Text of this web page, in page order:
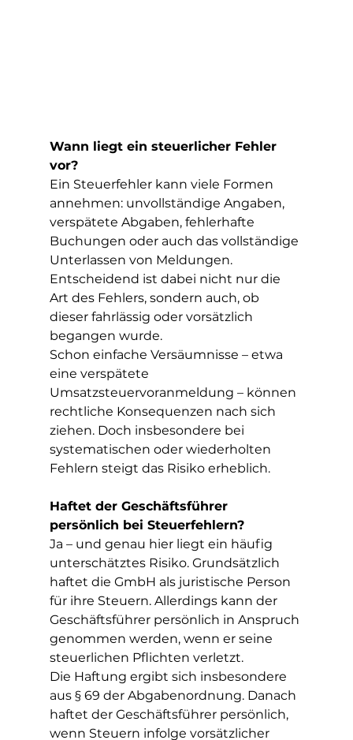
Wann liegt ein steuerlicher Fehler
vor?
Ein Steuerfehler kann viele Formen
annehmen: unvollständige Angaben,
verspätete Abgaben, fehlerhafte
Buchungen oder auch das vollständige
Unterlassen von Meldungen.
Entscheidend ist dabei nicht nur die
Art des Fehlers, sondern auch, ob
dieser fahrlässig oder vorsätzlich
begangen wurde.
Schon einfache Versäumnisse – etwa
eine verspätete
Umsatzsteuervoranmeldung – können
rechtliche Konsequenzen nach sich
ziehen. Doch insbesondere bei
systematischen oder wiederholten
Fehlern steigt das Risiko erheblich.
Haftet der Geschäftsführer
persönlich bei Steuerfehlern?
Ja – und genau hier liegt ein häufig
unterschätztes Risiko. Grundsätzlich
haftet die GmbH als juristische Person
für ihre Steuern. Allerdings kann der
Geschäftsführer persönlich in Anspruch
genommen werden, wenn er seine
steuerlichen Pflichten verletzt.
Die Haftung ergibt sich insbesondere
aus § 69 der Abgabenordnung. Danach
haftet der Geschäftsführer persönlich,
wenn Steuern infolge vorsätzlicher